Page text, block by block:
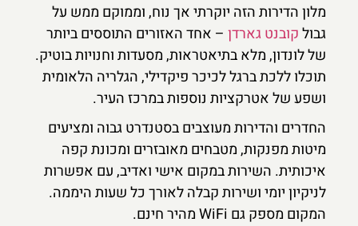
מלון הדירות הזה יוקרתי אך נוח, וממוקם ממש על
גבולקובנט גארדן – אחד האזורים התוססים ביותר
של לונדון, מלא בתיאטראות, מסעדות וחנויות בוטיק.
תוכלו ללכת ברגל לכיכר פיקדילי, הגלריה הלאומית
ושפע של אטרקציות נוספות במרכז העיר.
החדרים והדירות מעוצבים בסטנדרט גבוה ומציעים
מיטות מפנקות, מטבחים מאובזרים ומכונת קפה
איכותית. השירות במקום אישי ואדיב, עם אפשרות
לניקיון יומי ושירות קבלה לאורך כל שעות היממה.
המקום מספק גם WiFi מהיר חינם.